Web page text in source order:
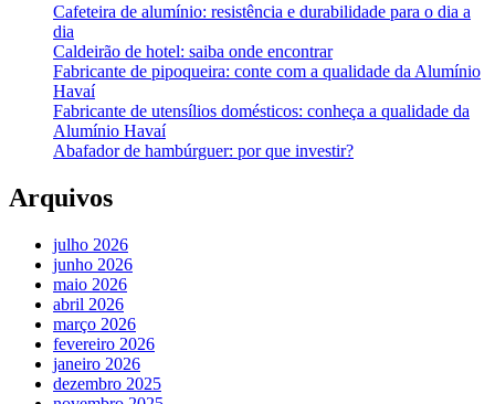
Cafeteira de alumínio: resistência e durabilidade para o dia a
dia
Caldeirão de hotel: saiba onde encontrar
Fabricante de pipoqueira: conte com a qualidade da Alumínio
Havaí
Fabricante de utensílios domésticos: conheça a qualidade da
Alumínio Havaí
Abafador de hambúrguer: por que investir?
Arquivos
julho 2026
junho 2026
maio 2026
abril 2026
março 2026
fevereiro 2026
janeiro 2026
dezembro 2025